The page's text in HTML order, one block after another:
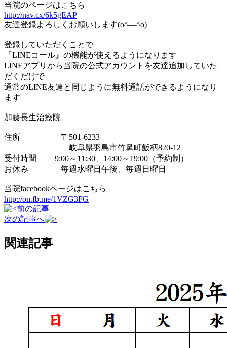
当院のページはこちら
http://nav.cx/6k5gEAP
友達登録よろしくお願いします(o^―^o)
登録していただくことで
『LINEコール』の機能が使えるようになります
LINEアプリから当院の公式アカウントを友達追加していた
だくだけで
通常のLINE友達と同じように無料通話ができるようになり
ます
加藤長生治療院
住所 〒501-6233
岐阜県羽島市竹鼻町飯柄820-12
受付時間 9:00～11:30、14:00～19:00（予約制）
お休み 毎週水曜日午後、毎週日曜日
当院facebookページはこちら
http://on.fb.me/1VZG3FG
前の記事
次の記事へ
関連記事